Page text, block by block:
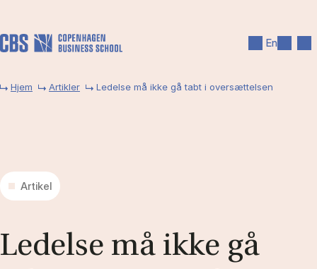
En
Hjem Artikler Ledelse må ikke gå tabt i oversættelsen
Artikel
Le­del­se må ikke gå